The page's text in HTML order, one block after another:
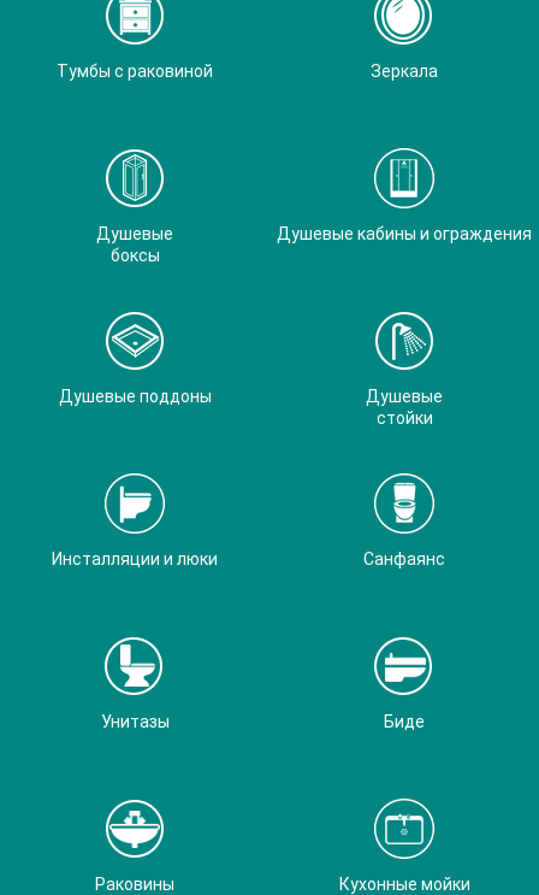
Тумбы с раковиной Зеркала
Душевые
боксы
Душевые кабины и ограждения
Душевые поддоны
Душевые
стойки
Инсталляции и люки Санфаянс
Унитазы Биде
Раковины Кухонные мойки